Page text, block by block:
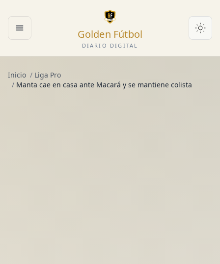
Abrir menú Golden Fútbol
DIARIO DIGITAL
Inicio / Liga Pro
/ Manta cae en casa ante Macará y se mantiene colista